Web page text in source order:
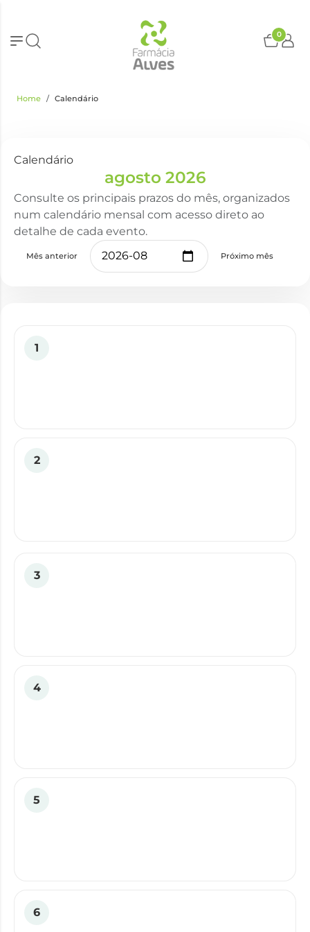
0
Home Calendário
Calendário
agosto 2026
Consulte os principais prazos do mês, organizados
num calendário mensal com acesso direto ao
detalhe de cada evento.
Mês anterior Próximo mês
1
2
3
4
5
6